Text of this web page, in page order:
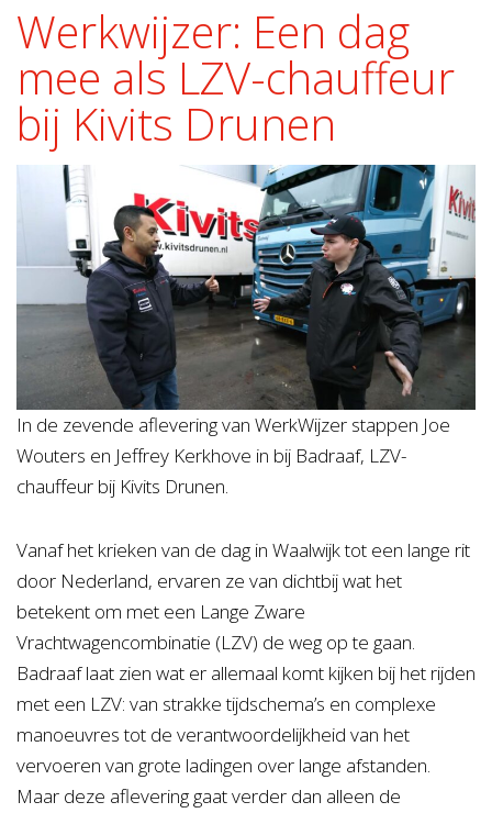
Werkwijzer: Een dag
mee als LZV-chauffeur
bij Kivits Drunen
In de zevende aflevering van WerkWijzer stappen Joe
Wouters en Jeffrey Kerkhove in bij Badraaf, LZV-
chauffeur bij Kivits Drunen.
Vanaf het krieken van de dag in Waalwijk tot een lange rit
door Nederland, ervaren ze van dichtbij wat het
betekent om met een Lange Zware
Vrachtwagencombinatie (LZV) de weg op te gaan.
Badraaf laat zien wat er allemaal komt kijken bij het rijden
met een LZV: van strakke tijdschema’s en complexe
manoeuvres tot de verantwoordelijkheid van het
vervoeren van grote ladingen over lange afstanden.
Maar deze aflevering gaat verder dan alleen de